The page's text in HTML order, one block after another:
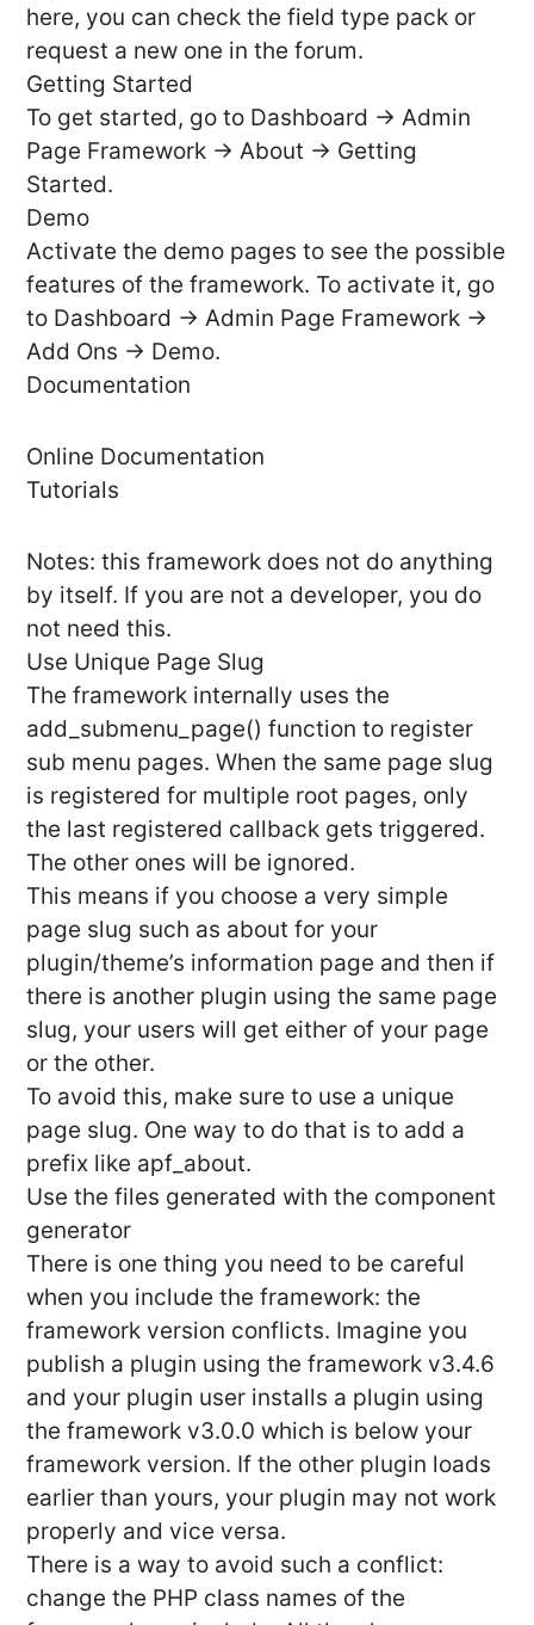
here, you can check the field type pack or
request a new one in the forum.
Getting Started
To get started, go to Dashboard -> Admin
Page Framework -> About -> Getting
Started.
Demo
Activate the demo pages to see the possible
features of the framework. To activate it, go
to Dashboard -> Admin Page Framework ->
Add Ons -> Demo.
Documentation
Online Documentation
Tutorials
Notes: this framework does not do anything
by itself. If you are not a developer, you do
not need this.
Use Unique Page Slug
The framework internally uses the
add_submenu_page() function to register
sub menu pages. When the same page slug
is registered for multiple root pages, only
the last registered callback gets triggered.
The other ones will be ignored.
This means if you choose a very simple
page slug such as about for your
plugin/theme’s information page and then if
there is another plugin using the same page
slug, your users will get either of your page
or the other.
To avoid this, make sure to use a unique
page slug. One way to do that is to add a
prefix like apf_about.
Use the files generated with the component
generator
There is one thing you need to be careful
when you include the framework: the
framework version conflicts. Imagine you
publish a plugin using the framework v3.4.6
and your plugin user installs a plugin using
the framework v3.0.0 which is below your
framework version. If the other plugin loads
earlier than yours, your plugin may not work
properly and vice versa.
There is a way to avoid such a conflict:
change the PHP class names of the